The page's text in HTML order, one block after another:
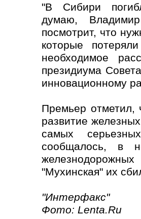
"В Сибири
думаю,
посмотрит, что
которые
необходимое
президиума
инновационному
Премьер отметил,
развитие
самых
сообщалось, в
"Мухинская" их
"Интерфакс"
Фото: Lenta.Ru